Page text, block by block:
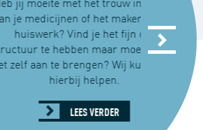
of het maken van je
Vind je het fijn om
hebben maar moeilijk om
te brengen? Wij kunnen je
hierbij helpen.
LEES VERDER
ruzie of
gezin of